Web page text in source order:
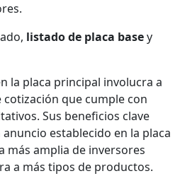
listado de placa basey
la placa principal involucra a
que cumple con
Sus beneficios clave
establecido en la placa
más amplia de inversores
a más tipos de productos.